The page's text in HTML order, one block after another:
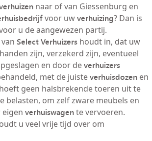
naar of van Giessenburg en
voor uwverhuizing? Dan is
u de aangewezen partij.
van Select Verhuizershoudt in, dat uw
zijn, verzekerd zijn, eventueel
en door deverhuizers
met de juisteverhuisdozenen
geen halsbrekende toeren uit te
belasten, om zelf zware meubels en
eigen verhuiswagente vervoeren.
u veel vrije tijd over om